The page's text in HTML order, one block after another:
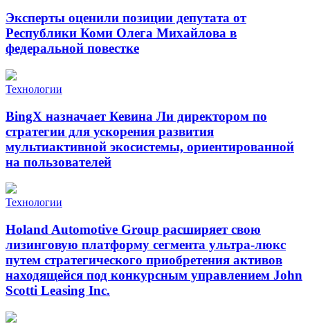
Эксперты оценили позиции депутата от
Республики Коми Олега Михайлова в
федеральной повестке
Технологии
BingX назначает Кевина Ли директором по
стратегии для ускорения развития
мультиактивной экосистемы, ориентированной
на пользователей
Технологии
Holand Automotive Group расширяет свою
лизинговую платформу сегмента ультра-люкс
путем стратегического приобретения активов
находящейся под конкурсным управлением John
Scotti Leasing Inc.